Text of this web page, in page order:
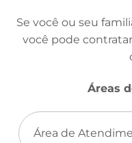
Se você ou seu
você pode
Áreas